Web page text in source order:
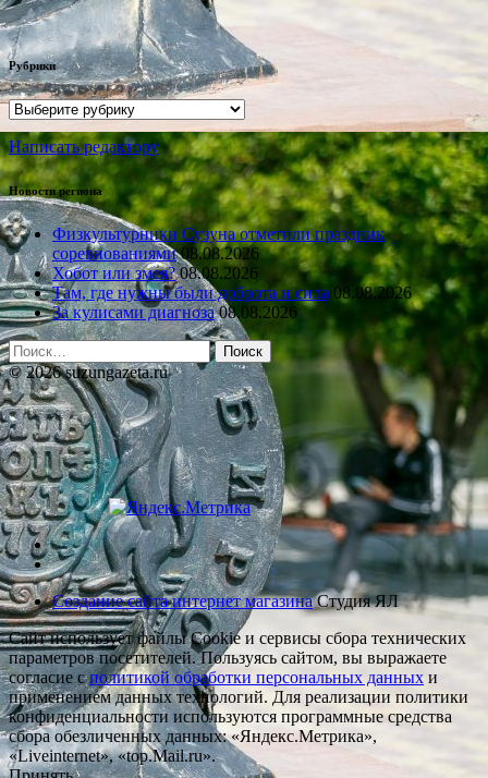
Рубрики
Рубрики
Написать редактору
Новости региона
Физкультурники Сузуна отметили праздник
соревнованиями 08.08.2026
Хобот или змея? 08.08.2026
Там, где нужны были доброта и сила 08.08.2026
За кулисами диагноза 08.08.2026
Найти:
© 2026 suzungazeta.ru
Создание сайта интернет магазинаСтудия ЯЛ
Сайт использует файлы Cookie и сервисы сбора технических
параметров посетителей. Пользуясь сайтом, вы выражаете
согласие сполитикой обработки персональных данных и
применением данных технологий. Для реализации политики
конфиденциальности используются программные средства
сбора обезличенных данных: «Яндекс.Метрика»,
«Liveinternet», «top.Mail.ru».